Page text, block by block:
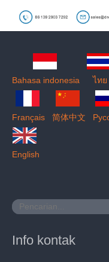
Bahasa indonesia ไทย
Français 简体中文
English
Info kontak